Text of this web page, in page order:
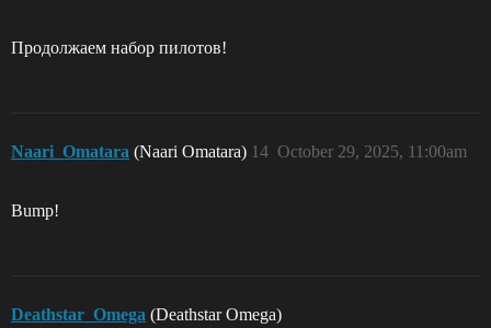
Продолжаем набор пилотов!
Naari_Omatara (Naari Omatara) October 29, 2025, 11:00am
14
Bump!
Deathstar_Omega (Deathstar Omega)